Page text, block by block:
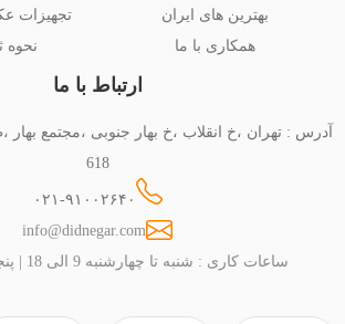
بهترین های ایران
همکاری با ما
تجهیزات
ارتباط با ما
آدرس : تهران ،خ انقلاب ،خ بهار جنوبی ،مجتمع بهار
618
۰۲۱-۹۱۰۰۲۶۴۰
info@didnegar.com
ساعات کاری : شنبه تا چهارشنبه 9 الی 18 | پنجشنبه 9 الی 15